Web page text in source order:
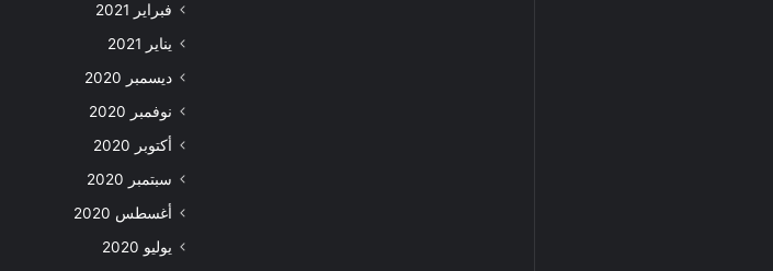
فبراير 2021
يناير 2021
ديسمبر 2020
نوفمبر 2020
أكتوبر 2020
سبتمبر 2020
أغسطس 2020
يوليو 2020